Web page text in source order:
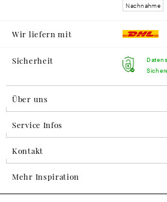
Nachnahme
Wir liefern mit
Sicherheit
Über uns
Service Infos
Kontakt
Mehr Inspiration